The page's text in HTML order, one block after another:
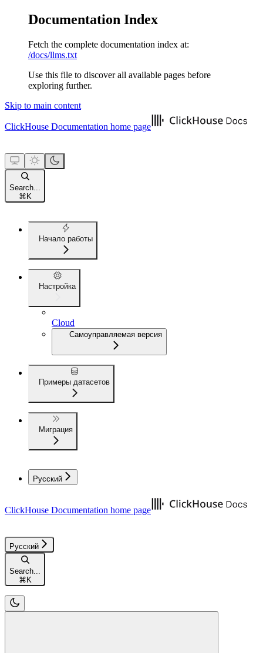
Documentation Index
Fetch the complete documentation index at:
/docs/llms.txt
Use this file to discover all available pages before
exploring further.
Skip to main content
ClickHouse Documentation home page
Search...
⌘ K
Начало работы
Настройка
Cloud
Самоуправляемая версия
Примеры датасетов
Миграция
Русский
ClickHouse Documentation home page
Русский
Search...
⌘ K